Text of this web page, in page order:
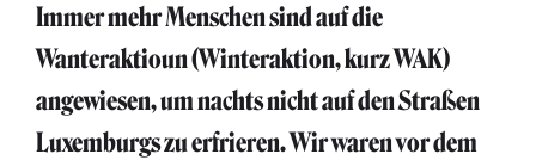
Immer mehr Menschen sind auf die
Wanteraktioun (Winteraktion, kurz WAK)
angewiesen, um nachts nicht auf den Straßen
Luxemburgs zu erfrieren. Wir waren vor dem